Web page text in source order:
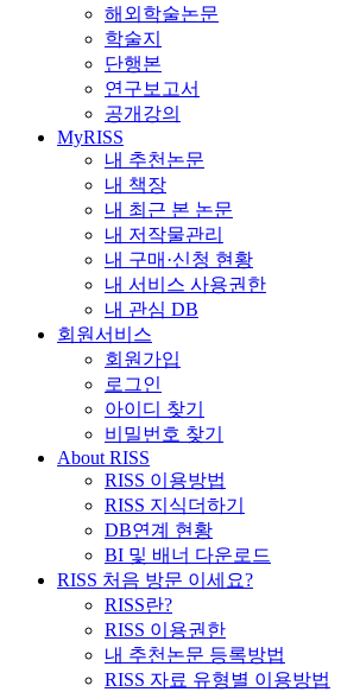
해외학술논문
학술지
단행본
연구보고서
공개강의
MyRISS
내 추천논문
내 책장
내 최근 본 논문
내 저작물관리
내 구매·신청 현황
내 서비스 사용권한
내 관심 DB
회원서비스
회원가입
로그인
아이디 찾기
비밀번호 찾기
About RISS
RISS 이용방법
RISS 지식더하기
DB연계 현황
BI 및 배너 다운로드
RISS 처음 방문 이세요?
RISS란?
RISS 이용권한
내 추천논문 등록방법
RISS 자료 유형별 이용방법